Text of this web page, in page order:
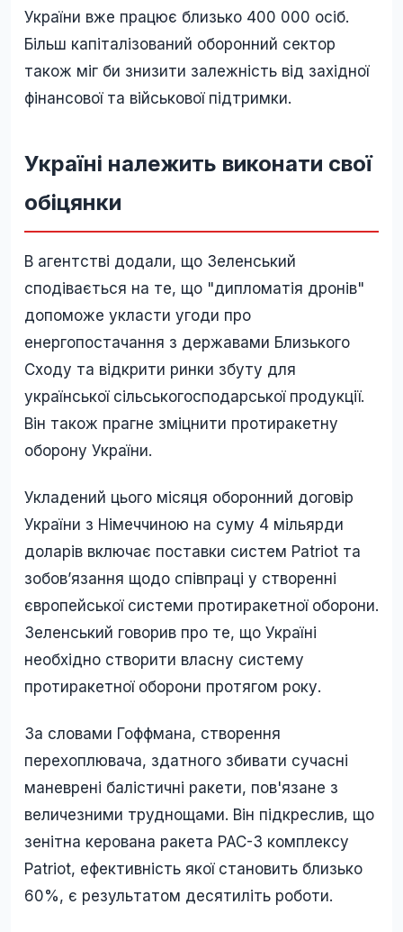
України вже працює близько 400 000 осіб.
Більш капіталізований оборонний сектор
також міг би знизити залежність від західної
фінансової та військової підтримки.
Україні належить виконати свої
обіцянки
В агентстві додали, що Зеленський
сподівається на те, що "дипломатія дронів"
допоможе укласти угоди про
енергопостачання з державами Близького
Сходу та відкрити ринки збуту для
української сільськогосподарської продукції.
Він також прагне зміцнити протиракетну
оборону України.
Укладений цього місяця оборонний договір
України з Німеччиною на суму 4 мільярди
доларів включає поставки систем Patriot та
зобов’язання щодо співпраці у створенні
європейської системи протиракетної оборони.
Зеленський говорив про те, що Україні
необхідно створити власну систему
протиракетної оборони протягом року.
За словами Гоффмана, створення
перехоплювача, здатного збивати сучасні
маневрені балістичні ракети, пов'язане з
величезними труднощами. Він підкреслив, що
зенітна керована ракета PAC-3 комплексу
Patriot, ефективність якої становить близько
60%, є результатом десятиліть роботи.